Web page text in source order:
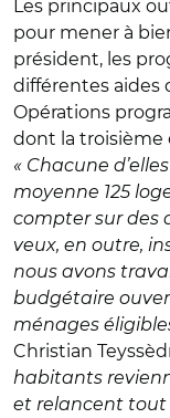
Les principaux
pour mener à
président, les
différentes aides
Opérations
dont la troisième
« Chacune
moyenne 125
compter sur des
veux, en outre,
nous avons
budgétaire
ménages
Christian
habitants
et relancent tout